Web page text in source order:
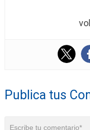
Publica tus